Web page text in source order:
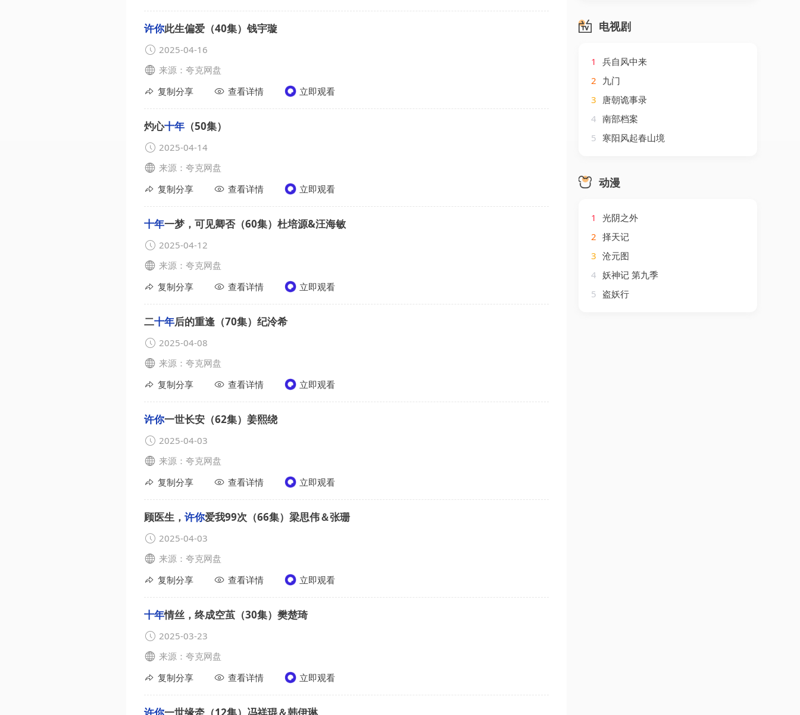
许你此生偏爱（40集）钱宇璇
2025-04-16
来源：夸克网盘
复制分享
查看详情 立即观看
灼心十年 （50集）
2025-04-14
来源：夸克网盘
复制分享
查看详情 立即观看
十年一梦，可见卿否（60集）杜培源&汪海敏
2025-04-12
来源：夸克网盘
复制分享
查看详情 立即观看
二十年后的重逢（70集）纪泠希
2025-04-08
来源：夸克网盘
复制分享
查看详情 立即观看
许你一世长安（62集）姜熙绕
2025-04-03
来源：夸克网盘
复制分享
查看详情 立即观看
顾医生， 许你爱我99次（66集）梁思伟＆张珊
2025-04-03
来源：夸克网盘
复制分享
查看详情 立即观看
十年情丝，终成空茧（30集）樊楚琦
2025-03-23
来源：夸克网盘
复制分享
查看详情 立即观看
电视剧
1
兵自风中来
2 九门
3 唐朝诡事录
4 南部档案
5 寒阳风起春山境
动漫
1
光阴之外
2 择天记
3 沧元图
4 妖神记 第九季
5 盗妖行